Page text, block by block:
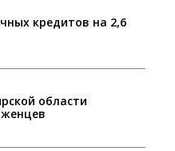
кредитов на 2,6
области